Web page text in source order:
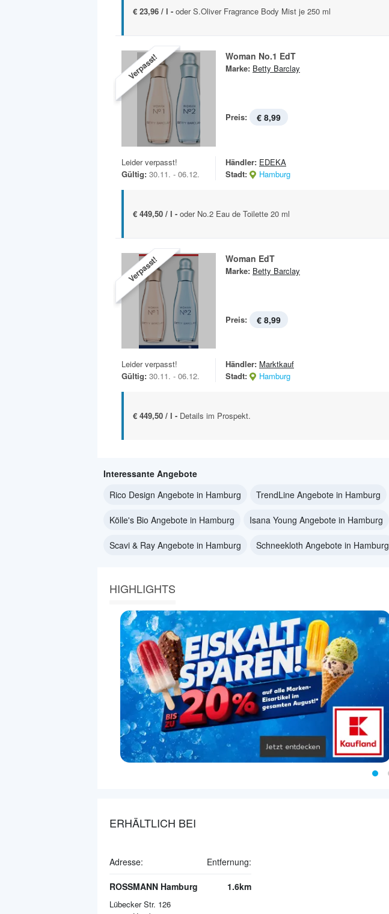
€ 23,96 / l - oder S.Oliver Fragrance Body Mist je 250 ml
Verpasst! Woman No.1 EdT
Marke: Betty Barclay
Preis: € 8,99
Leider verpasst!
Gültig: 30.11. - 06.12.
Händler: EDEKA
Stadt:
Hamburg
€ 449,50 / l - oder No.2 Eau de Toilette 20 ml
Verpasst! Woman EdT
Marke: Betty Barclay
Preis: € 8,99
Leider verpasst!
Gültig: 30.11. - 06.12.
Händler: Marktkauf
Stadt:
Hamburg
€ 449,50 / l - Details im Prospekt.
Interessante Angebote
Rico Design Angebote in Hamburg
TrendLine Angebote in Hamburg
Kölle's Bio Angebote in Hamburg Isana Young Angebote in Hamburg
Scavi & Ray Angebote in Hamburg Schneekloth Angebote in Hamburg
HIGHLIGHTS
ERHÄLTLICH BEI
Adresse: Entfernung:
ROSSMANN Hamburg
Lübecker Str. 126
1.6km